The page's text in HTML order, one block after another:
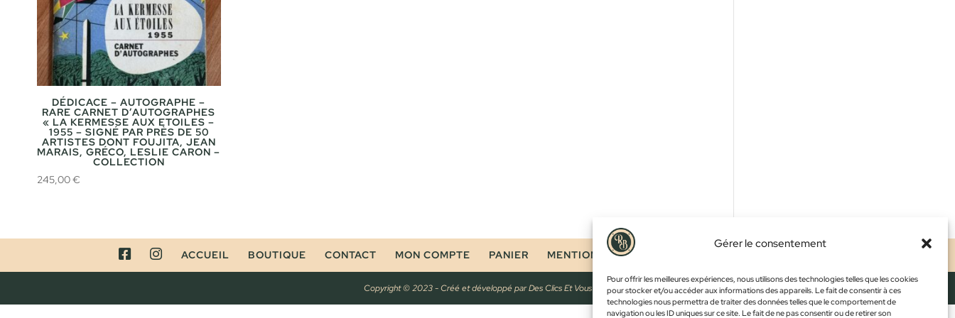
Gérer le consentement
Pour offrir les meilleures expériences, nous utilisons des technologies telles que les cookies
pour stocker et/ou accéder aux informations des appareils. Le fait de consentir à ces
technologies nous permettra de traiter des données telles que le comportement de
navigation ou les ID uniques sur ce site. Le fait de ne pas consentir ou de retirer son
DÉDICACE – AUTOGRAPHE –
RARE CARNET D’AUTOGRAPHES
« LA KERMESSE AUX ETOILES –
1955 – SIGNÉ PAR PRÈS DE 50
ARTISTES DONT FOUJITA, JEAN
MARAIS, GRÉCO, LESLIE CARON –
COLLECTION
245,00€
FACEBOOKINSTAGRAM
ACCUEIL BOUTIQUE CONTACT MON COMPTE PANIER MENTIONS LÉGALES
Copyright © 2023 - Créé et développé parDes Clics Et Vous